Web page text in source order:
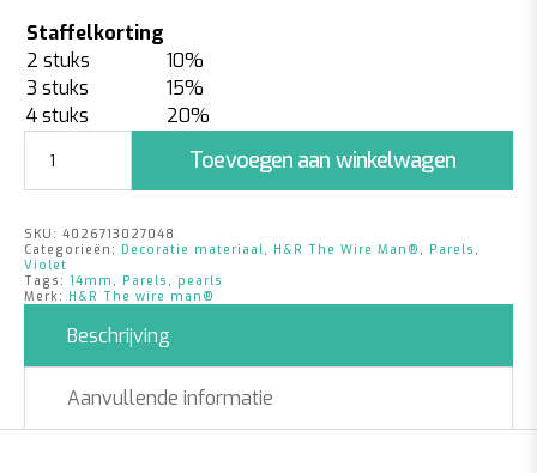
Staffelkorting
2 stuks
10%
3 stuks
15%
4 stuks
20%
Violet
|
|
35
stuks
Toevoegen aan winkelwagen
SKU: 4026713027048
Categorieën:
Decoratie materiaal, H&R The Wire Man® , Parels ,
Violet
Tags: 14mm , Parels , pearls
Merk:
H&R The wire man®
Beschrijving
Aanvullende informatie